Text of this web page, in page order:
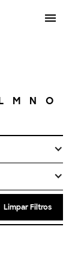
M N O
Limpar Filtros